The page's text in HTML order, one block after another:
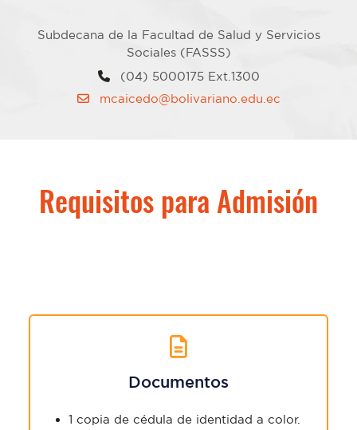
Subdecana de la Facultad de Salud y Servicios
Sociales (FASSS)
(04) 5000175 Ext.1300
mcaicedo@bolivariano.edu.ec
Requisitos para Admisión
Documentos
1 copia de cédula de identidad a color.